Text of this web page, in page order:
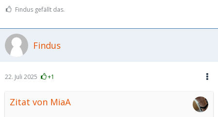
Findus gefällt das.
Findus
22. Juli 2025 +1
Zitat von MiaA